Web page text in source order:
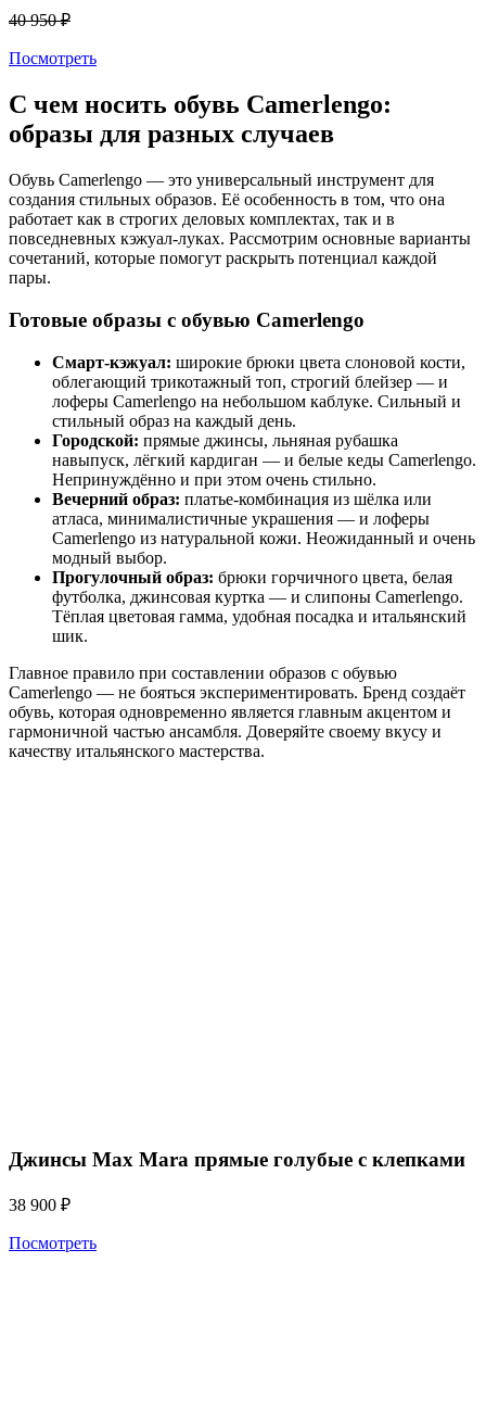
40 950₽
Посмотреть
С чем носить обувь Camerlengo:
образы для разных случаев
Обувь Camerlengo — это универсальный инструмент для
создания стильных образов. Её особенность в том, что она
работает как в строгих деловых комплектах, так и в
повседневных кэжуал-луках. Рассмотрим основные варианты
сочетаний, которые помогут раскрыть потенциал каждой
пары.
Готовые образы с обувью Camerlengo
Смарт-кэжуал: широкие брюки цвета слоновой кости,
облегающий трикотажный топ, строгий блейзер — и
лоферы Camerlengo на небольшом каблуке. Сильный и
стильный образ на каждый день.
Городской: прямые джинсы, льняная рубашка
навыпуск, лёгкий кардиган — и белые кеды Camerlengo.
Непринуждённо и при этом очень стильно.
Вечерний образ: платье-комбинация из шёлка или
атласа, минималистичные украшения — и лоферы
Camerlengo из натуральной кожи. Неожиданный и очень
модный выбор.
Прогулочный образ: брюки горчичного цвета, белая
футболка, джинсовая куртка — и слипоны Camerlengo.
Тёплая цветовая гамма, удобная посадка и итальянский
шик.
Главное правило при составлении образов с обувью
Camerlengo — не бояться экспериментировать. Бренд создаёт
обувь, которая одновременно является главным акцентом и
гармоничной частью ансамбля. Доверяйте своему вкусу и
качеству итальянского мастерства.
Джинсы Max Mara прямые голубые с клепками
38 900 ₽
Посмотреть